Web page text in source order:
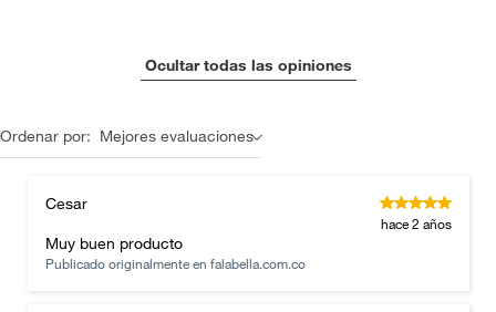
Ocultar todas las opiniones
Ordenar por: Mejores evaluaciones
Cesar
hace 2 años
Muy buen producto
Publicado originalmente en falabella.com.co